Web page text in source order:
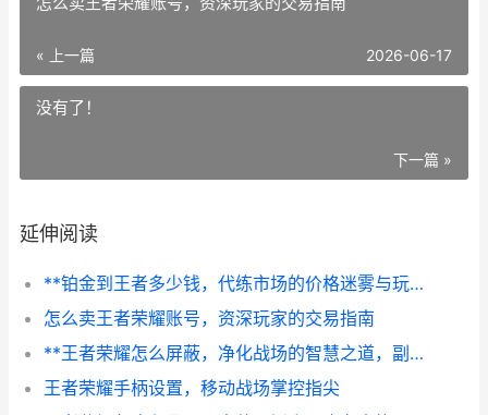
« 上一篇 2026-06-17
没有了！
下一篇 »
延伸阅读
**铂金到王者多少钱，代练市场的价格迷雾与玩家抉择**
怎么卖王者荣耀账号，资深玩家的交易指南
**王者荣耀怎么屏蔽，净化战场的智慧之道，副标题，资深玩家的心路历程与实战指南**
王者荣耀手柄设置，移动战场掌控指尖